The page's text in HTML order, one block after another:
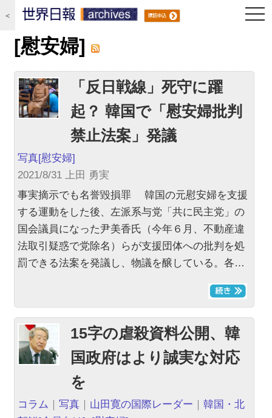
＜
[慰安婦]
「反日戦線」死守に躍
起？ 韓国で「慰安婦批判
禁止法案」発議
写真[慰安婦]
2021/8/31 上田 勇実
事実摘示でも名誉毀損罪 韓国の元慰安婦を支援
する運動をした後、左派系与党「共に民主党」の
国会議員になった尹美香氏（今年６月、不動産違
法取引疑惑で党除名）らが支援団体への批判を処
罰できる法案を発議し、物議を醸している。各…
15字の虐殺資料公開、韓
国政府はより誠実な対応
を
コラム ｜写真 ｜ 山田寛の国際レーダー ｜韓国・北